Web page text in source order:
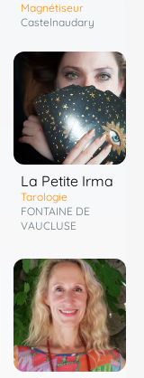
Magnétiseur
Castelnaudary
La Petite Irma
Tarologie
FONTAINE DE
VAUCLUSE